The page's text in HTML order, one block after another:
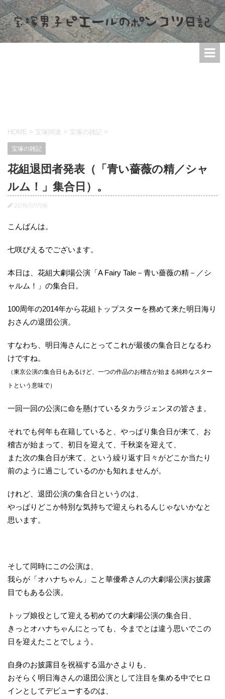
HOME > 宝塚関連 > 宝塚の雑記 >
宝塚の雑記
花組退団者発表（「青い薔薇の精／シャ
ルム！」集合日）。
2019/07/08
こんばんは。
七咲ぴえるでございます。
本日は、花組大劇場公演「A Fairy Tale－青い薔薇の精－／シ
ャルム！」の集合日。
100周年の2014年から花組トップスターを務めて来た明日海り
おさんの退団公演。
すなわち、明日海さんにとってこれが最後の集合日となるわ
けですね。
（東京公演の集合日もあるけど、一つの作品のお稽古が始まる純粋なスター
トという意味で）
一回一回の公演に命を懸けているタカラジェンヌの皆さま。
それでも何年も在籍していると、やっぱり集合日が来て、お
稽古が始まって、初日を迎えて、千秋楽を迎えて、
また次の集合日が来て、という繰り返す日々がどこか当たり
前のように過ごしているのかも知れませんが。
けれど、退団公演の集合日というのは、
やっぱりどこか特別な気持ちで迎えられるんじゃないかなと
思います。
そして同時にこの公演は、
我らが「オハナちゃん」こと華優希さんの大劇場公演お披露
目でもある公演。
トップ娘役として迎える初めての大劇場公演の集合日、
きっとオハナちゃんにとっても、今までとは違う思いでこの
日を迎えたことでしょう。
自身のお披露目を祝福する温かさよりも、
おそらく明日海さんの退団公演として注目を集める中でヒロ
インとしてデビューするのは、